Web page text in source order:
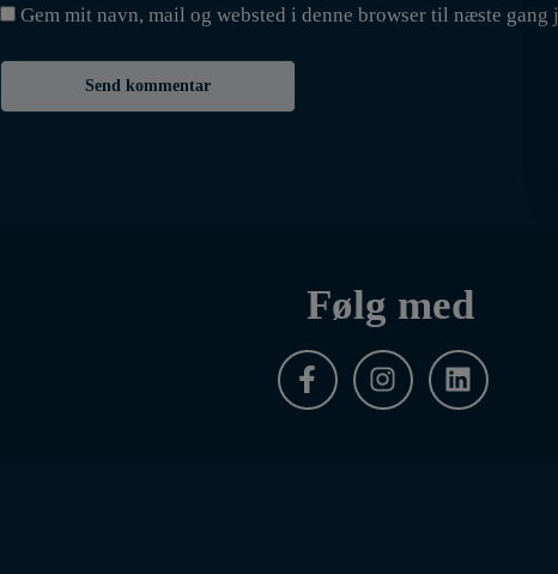
Gem mit navn, mail og websted i denne browser til næste gang
Følg med